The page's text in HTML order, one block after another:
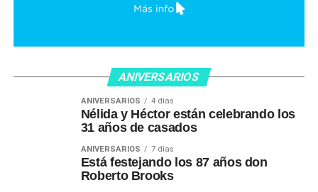
ANIVERSARIOS
ANIVERSARIOS 4 días
Nélida y Héctor están celebrando los
31 años de casados
ANIVERSARIOS 7 días
Está festejando los 87 años don
Roberto Brooks